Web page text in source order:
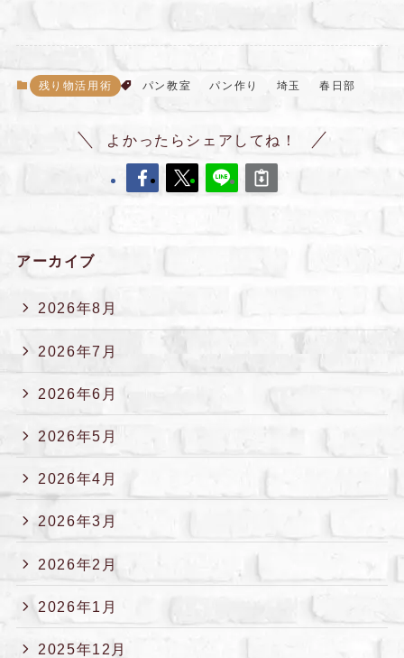
残り物活用術 パン教室 パン作り 埼玉 春日部
よかったらシェアしてね！
アーカイブ
2026年8月
2026年7月
2026年6月
2026年5月
2026年4月
2026年3月
2026年2月
2026年1月
2025年12月